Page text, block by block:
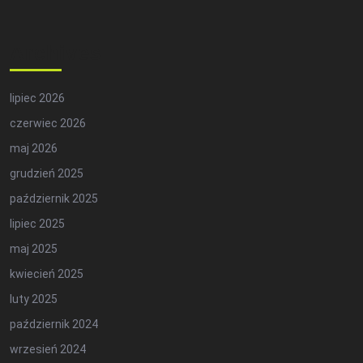
lipiec 2026
czerwiec 2026
maj 2026
grudzień 2025
październik 2025
lipiec 2025
maj 2025
kwiecień 2025
luty 2025
październik 2024
wrzesień 2024